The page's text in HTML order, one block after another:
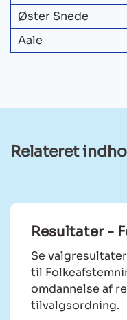
Øster Snede
Aale
Relateret
Resultater -
Se
til
omdannelse af
tilvalgsordning.